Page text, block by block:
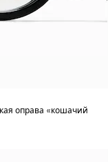
оправа «кошачий